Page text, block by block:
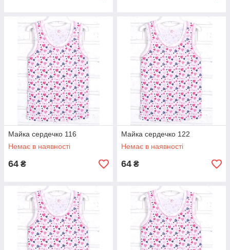
Майка сердечко 116
Немає в наявності
64 ₴
Майка сердечко 122
Немає в наявності
64 ₴